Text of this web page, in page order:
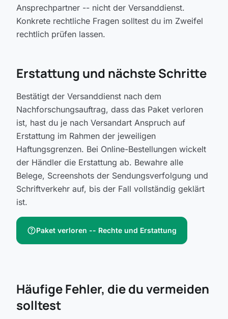
Ansprechpartner -- nicht der Versanddienst.
Konkrete rechtliche Fragen solltest du im Zweifel
rechtlich prüfen lassen.
Erstattung und nächste Schritte
Bestätigt der Versanddienst nach dem
Nachforschungsauftrag, dass das Paket verloren
ist, hast du je nach Versandart Anspruch auf
Erstattung im Rahmen der jeweiligen
Haftungsgrenzen. Bei Online-Bestellungen wickelt
der Händler die Erstattung ab. Bewahre alle
Belege, Screenshots der Sendungsverfolgung und
Schriftverkehr auf, bis der Fall vollständig geklärt
ist.
helpPaket verloren -- Rechte und Erstattung
Häufige Fehler, die du vermeiden
solltest